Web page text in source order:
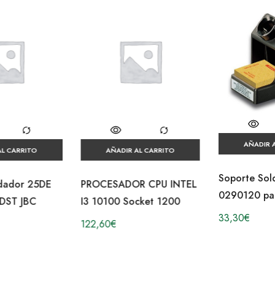
AÑADIR AL CARRITO
PROCESADOR CPU INTEL
I3 10100 Socket 1200
AÑADIR AL CARRITO
Soporte Soldador
0290120 para 55N JBC